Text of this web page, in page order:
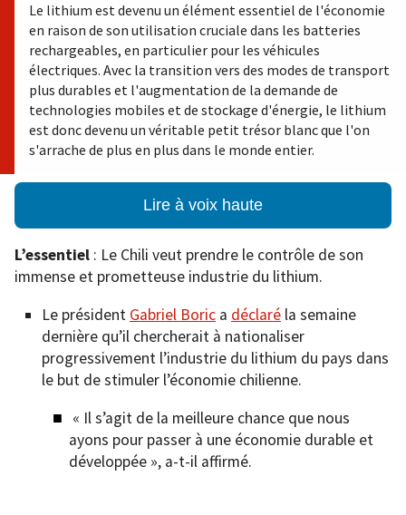
Le lithium est devenu un élément essentiel de l'économie
en raison de son utilisation cruciale dans les batteries
rechargeables, en particulier pour les véhicules
électriques. Avec la transition vers des modes de transport
plus durables et l'augmentation de la demande de
technologies mobiles et de stockage d'énergie, le lithium
est donc devenu un véritable petit trésor blanc que l'on
s'arrache de plus en plus dans le monde entier.
Lire à voix haute
L’essentiel : Le Chili veut prendre le contrôle de son
immense et prometteuse industrie du lithium.
Le président Gabriel Boric a déclaré la semaine
dernière qu’il chercherait à nationaliser
progressivement l’industrie du lithium du pays dans
le but de stimuler l’économie chilienne.
« Il s’agit de la meilleure chance que nous
ayons pour passer à une économie durable et
développée », a-t-il affirmé.